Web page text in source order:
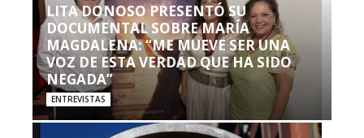
LITA DONOSO PRESENTÓ SU
DOCUMENTAL SOBRE MARÍA
MAGDALENA: “ME MUEVE SER UNA
VOZ DE ESTA VERDAD QUE HA SIDO
NEGADA”
ENTREVISTAS